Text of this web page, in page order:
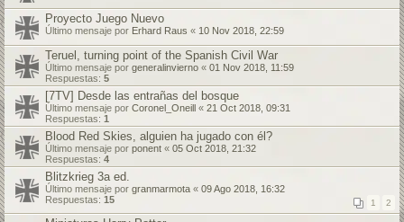
Proyecto Juego Nuevo
Último mensaje por Erhard Raus « 10 Nov 2018, 22:59
Teruel, turning point of the Spanish Civil War
Último mensaje por generalinvierno « 01 Nov 2018, 11:59
Respuestas: 5
[7TV] Desde las entrañas del bosque
Último mensaje por Coronel_Oneill « 21 Oct 2018, 09:31
Respuestas: 1
Blood Red Skies, alguien ha jugado con él?
Último mensaje por ponent « 05 Oct 2018, 21:32
Respuestas: 4
Blitzkrieg 3a ed.
Último mensaje por granmarmota « 09 Ago 2018, 16:32
Respuestas: 15 1 2